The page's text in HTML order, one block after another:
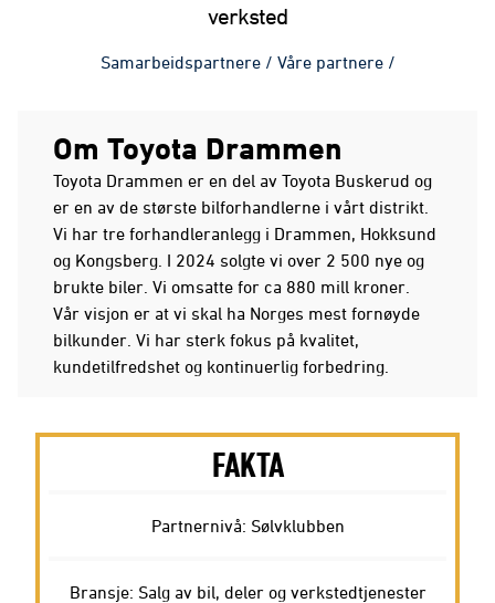
verksted
Samarbeidspartnere / Våre partnere /
Om Toyota Drammen
Toyota Drammen er en del av Toyota Buskerud og
er en av de største bilforhandlerne i vårt distrikt.
Vi har tre forhandleranlegg i Drammen, Hokksund
og Kongsberg. I 2024 solgte vi over 2 500 nye og
brukte biler. Vi omsatte for ca 880 mill kroner.
Vår visjon er at vi skal ha Norges mest fornøyde
bilkunder. Vi har sterk fokus på kvalitet,
kundetilfredshet og kontinuerlig forbedring.
FAKTA
Partnernivå: Sølvklubben
Bransje: Salg av bil, deler og verkstedtjenester